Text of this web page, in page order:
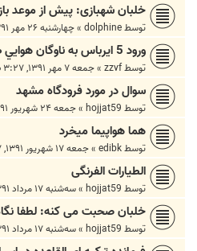
خلبان شهبازی: پیش از موعد
توسطdolphine
»چهارشنبه ۲۶ مهر ۱۳۹۱, ۱:۴۰ ب.ظ
ورود 5 ایرباس به ناوگان هوايي طی چند روز آینده
توسطzzvf
»جمعه ۷ مهر ۱۳۹۱, ۳:۲۷ ب.ظ
سوال در مورد فرودگاه مشهد
توسط hojjat59
»جمعه ۲۴ شهریور ۱۳۹۱, ۱۱:۱۳ ب.ظ
هما هواپیما میخرد
توسطedibk
»جمعه ۱۷ شهریور ۱۳۹۱, ۹:۴۷ ب.ظ
الطیارات الفرنگی
توسط hojjat59
»سه‌شنبه ۱۷ مرداد ۱۳۹۱, ۱۰:۱۵ ب.ظ
خلبان صحبت می کنه: لطفا
توسط hojjat59
»سه‌شنبه ۱۷ مرداد ۱۳۹۱, ۱۰:۳۶ ب.ظ